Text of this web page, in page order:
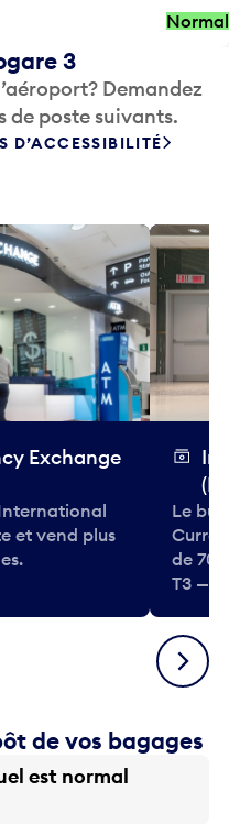
Normal
3
Demandez
de poste suivants.
D’ACCESSIBILITÉ
Exchange
et vend plus
Le
de 70
T3 —
Suivant
de vos bagages
est normal